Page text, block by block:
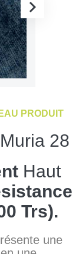
PRODUIT
28
Haut
Trs).
une